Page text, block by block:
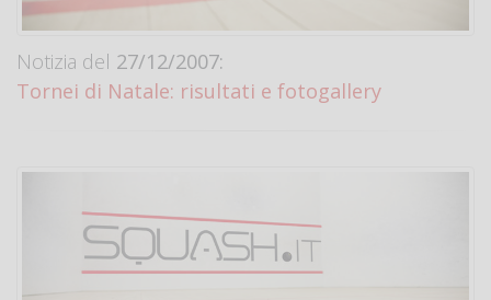
Notizia del 27/12/2007:
Tornei di Natale: risultati e fotogallery